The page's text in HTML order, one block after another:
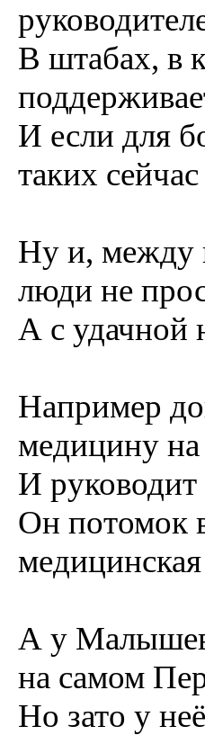
В штабах, в
И если для
таких
Ну и, между
люди не
А с удачной
Например
медицину на
И руководит
Он потомок
А у
на самом
Но зато у